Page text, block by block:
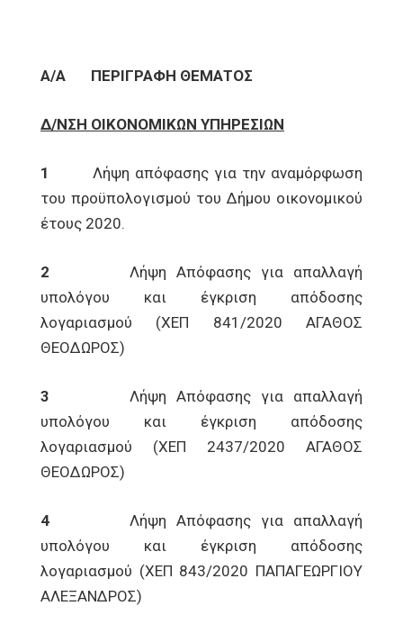
Α/Α ΠΕΡΙΓΡΑΦΗ ΘΕΜΑΤΟΣ
Δ/ΝΣΗ ΟΙΚΟΝΟΜΙΚΩΝ ΥΠΗΡΕΣΙΩΝ
1
Λήψη απόφασης για την αναμόρφωση
του προϋπολογισμού του Δήμου οικονομικού
έτους 2020.
2
Λήψη Απόφασης για απαλλαγή
υπολόγου και έγκριση απόδοσης
λογαριασμού (ΧΕΠ 841/2020 ΑΓΑΘΟΣ
ΘΕΟΔΩΡΟΣ)
3
Λήψη Απόφασης για απαλλαγή
υπολόγου και έγκριση απόδοσης
λογαριασμού (ΧΕΠ 2437/2020 ΑΓΑΘΟΣ
ΘΕΟΔΩΡΟΣ)
4 Λήψη Απόφασης για απαλλαγή
υπολόγου και έγκριση απόδοσης
λογαριασμού (ΧΕΠ 843/2020 ΠΑΠΑΓΕΩΡΓΙΟΥ
ΑΛΕΞΑΝΔΡΟΣ)